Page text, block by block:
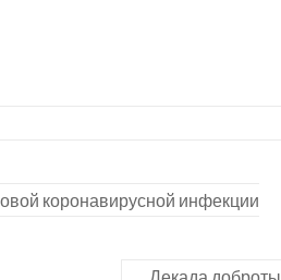
коронавирусной инфекции
Декада доброты